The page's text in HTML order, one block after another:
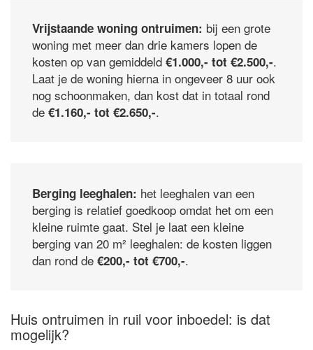
Vrijstaande woning ontruimen: bij een grote
woning met meer dan drie kamers lopen de
kosten op van gemiddeld €1.000,- tot €2.500,-.
Laat je de woning hierna in ongeveer 8 uur ook
nog schoonmaken, dan kost dat in totaal rond
de €1.160,- tot €2.650,-.
Berging leeghalen: het leeghalen van een
berging is relatief goedkoop omdat het om een
kleine ruimte gaat. Stel je laat een kleine
berging van 20 m² leeghalen: de kosten liggen
dan rond de €200,- tot €700,-.
Huis ontruimen in ruil voor inboedel: is dat
mogelijk?